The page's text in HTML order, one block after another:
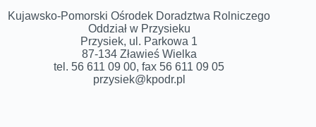
Kujawsko-Pomorski Ośrodek Doradztwa Rolniczego
Oddział w Przysieku
Przysiek, ul. Parkowa 1
87-134 Zławieś Wielka
tel. 56 611 09 00, fax 56 611 09 05
przysiek@kpodr.pl